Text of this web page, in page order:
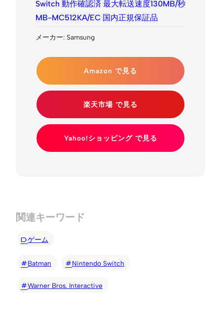
Switch 動作確認済 最大転送速度130MB/秒
MB-MC512KA/EC 国内正規保証品
メーカー: Samsung
Amazon で見る
楽天市場 で見る
Yahoo!ショッピング で見る
関連キーワード
ゲーム
Batman Nintendo Switch
Warner Bros. Interactive